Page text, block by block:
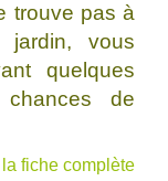
trouve pas à
vous
quelques
de
fiche complète